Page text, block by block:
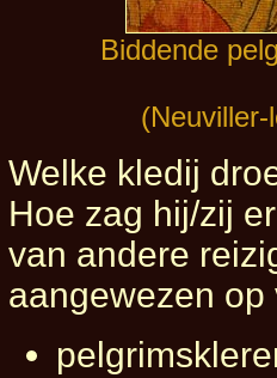
Biddende
Welke kledij
Hoe zag hij/zij
van andere
aangewezen